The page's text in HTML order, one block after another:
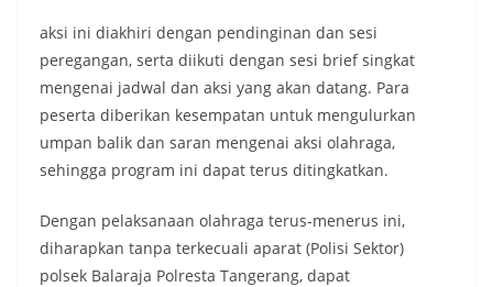
aksi ini diakhiri dengan pendinginan dan sesi
peregangan, serta diikuti dengan sesi brief singkat
mengenai jadwal dan aksi yang akan datang. Para
peserta diberikan kesempatan untuk mengulurkan
umpan balik dan saran mengenai aksi olahraga,
sehingga program ini dapat terus ditingkatkan.
Dengan pelaksanaan olahraga terus-menerus ini,
diharapkan tanpa terkecuali aparat (Polisi Sektor)
polsek Balaraja Polresta Tangerang, dapat